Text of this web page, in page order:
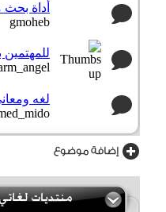
أداة بحث
gmoheb
للمهتمين
لغه